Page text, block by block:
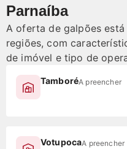
Parnaíba
A oferta de galpões
regiões, com
de imóvel e tipo de
TamboréA preencher
VotupocaA preencher